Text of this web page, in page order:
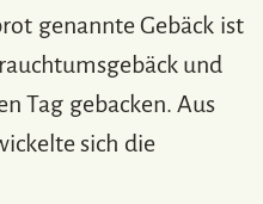
genannte Gebäck ist
und
Tag gebacken. Aus
sich die